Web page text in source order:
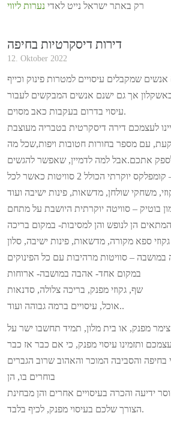
רק באתר ישראל נייט לאדי נערות ליווי
דירות דיסקרטיות בחיפה
12. Oktober 2022
אנשים שמקבלים עיסויים למטרות פינוק וכייף
אך גם ישנם אנשים המבקשים לעבור
עיסוי בדרום בעקבות כאב מסוים.
לעצמכם דירה דיסקרטית בטבריה מעוצבת
עם מספר בחורות חטובות ויפות,שכל מה
יוקרתי הכולל 2 סוויטות כאשר לכל
בוטיק – סוויטה יוקרתית היושבת על מתחם
גקוזי ספא מקורה, מדשאות, פינות ישיבה, סלון
– סוויטות מרהיבות עם כל הפינוקים
במקום אחד- אהבה במושבה- ארוחות
שף, גקוזי מפנק, בריכה צלולה, סדנאות
אוכל, עיסויים ברמה גבוהה ועוד..
מפנק, או בית מלון, תמיד תחשבו ישר על
בחיפה והסביבה המוכר והאהוב שרוב הגברים
בוחרים בו, הן
ידיעה והכרה בעיסויים אחרים והן מבחינת
הצורך שלכם בעיסוי מפנק, לכיף בלבד.